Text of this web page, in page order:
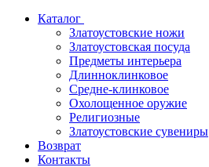
Каталог
Златоустовские ножи
Златоустовская посуда
Предметы интерьера
Длинноклинковое
Средне-клинковое
Охолощенное оружие
Религиозные
Златоустовские сувениры
Возврат
Контакты